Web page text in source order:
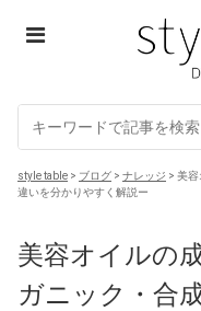
Skip
style table > ブログ > ナレッジ > 美容
違いを分かりやすく解説ー
美容オイルの
ガニック・合